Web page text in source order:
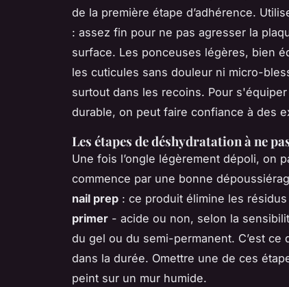
de la première étape d’adhérence.
: assez fin pour ne pas agresser la
surface. Les ponceuses légères, bien
les cuticules sans douleur ni micro-
surtout dans les recoins. Pour
durable, on peut faire confiance à des
Les étapes de déshydratation à ne
Une fois l’ongle légèrement dépoli, on
commence par une bonne
nail prep : ce produit élimine les
primer - acide ou non, selon la
du gel ou du semi-permanent. C’est
dans la durée. Omettre une de ces
peint sur un mur humide.